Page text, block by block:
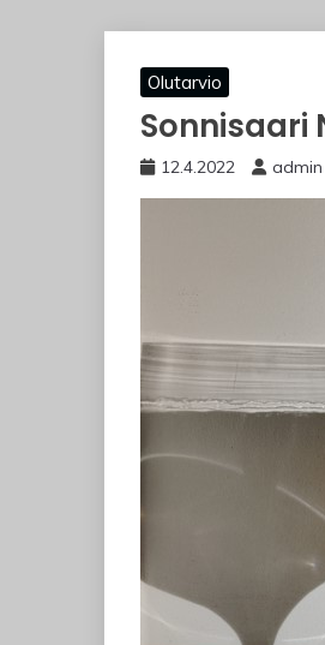
Olutarvio
Sonnisaari
12.4.2022 admin